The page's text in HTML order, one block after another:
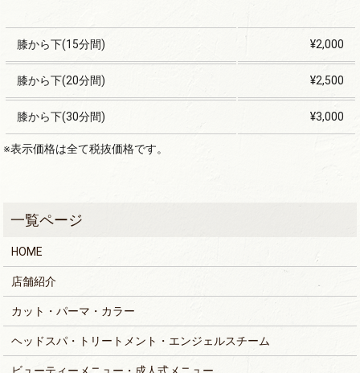
膝から下(15分間) ¥2,000
膝から下(20分間) ¥2,500
膝から下(30分間) ¥3,000
※表示価格は全て税抜価格です。
HOME
店舗紹介
カット・パーマ・カラー
ヘッドスパ・トリートメント・エンジェルスチーム